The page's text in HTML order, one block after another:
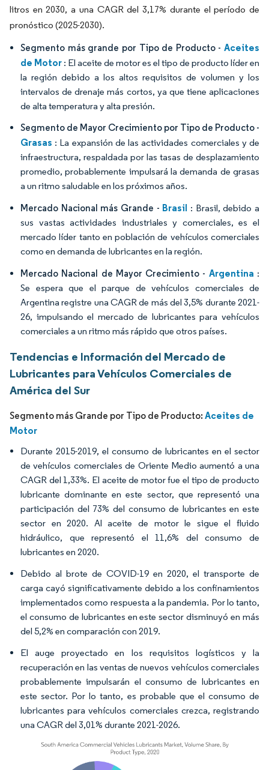
litros en 2030, a una CAGR del 3,17% durante el período de
pronóstico (2025-2030).
Segmento más grande por Tipo de Producto - Aceites
de Motor : El aceite de motor es el tipo de producto líder en
la región debido a los altos requisitos de volumen y los
intervalos de drenaje más cortos, ya que tiene aplicaciones
de alta temperatura y alta presión.
Segmento de Mayor Crecimiento por Tipo de Producto -
Grasas : La expansión de las actividades comerciales y de
infraestructura, respaldada por las tasas de desplazamiento
promedio, probablemente impulsará la demanda de grasas
a un ritmo saludable en los próximos años.
Mercado Nacional más Grande - Brasil : Brasil, debido a
sus vastas actividades industriales y comerciales, es el
mercado líder tanto en población de vehículos comerciales
como en demanda de lubricantes en la región.
Mercado Nacional de Mayor Crecimiento - Argentina :
Se espera que el parque de vehículos comerciales de
Argentina registre una CAGR de más del 3,5% durante 2021-
26, impulsando el mercado de lubricantes para vehículos
comerciales a un ritmo más rápido que otros países.
Tendencias e Información del Mercado de
Lubricantes para Vehículos Comerciales de
América del Sur
Segmento más Grande por Tipo de Producto:Aceites de
Motor
Durante 2015-2019, el consumo de lubricantes en el sector
de vehículos comerciales de Oriente Medio aumentó a una
CAGR del 1,33%. El aceite de motor fue el tipo de producto
lubricante dominante en este sector, que representó una
participación del 73% del consumo de lubricantes en este
sector en 2020. Al aceite de motor le sigue el fluido
hidráulico, que representó el 11,6% del consumo de
lubricantes en 2020.
Debido al brote de COVID-19 en 2020, el transporte de
carga cayó significativamente debido a los confinamientos
implementados como respuesta a la pandemia. Por lo tanto,
el consumo de lubricantes en este sector disminuyó en más
del 5,2% en comparación con 2019.
El auge proyectado en los requisitos logísticos y la
recuperación en las ventas de nuevos vehículos comerciales
probablemente impulsarán el consumo de lubricantes en
este sector. Por lo tanto, es probable que el consumo de
lubricantes para vehículos comerciales crezca, registrando
una CAGR del 3,01% durante 2021-2026.